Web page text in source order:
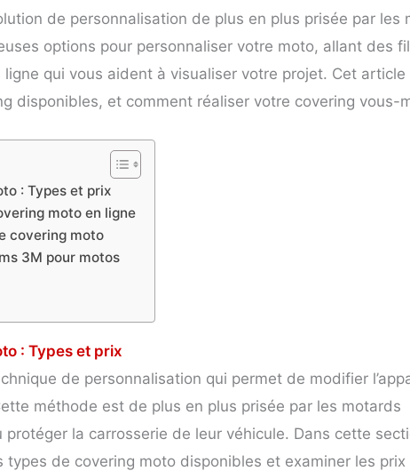
de personnalisation de plus en plus prisée par les
options pour personnaliser votre moto, allant des
qui vous aident à visualiser votre projet. Cet article
disponibles, et comment réaliser votre covering vous-
: Types et prix
moto en ligne
covering moto
3M pour motos
: Types et prix
de personnalisation qui permet de modifier
méthode est de plus en plus prisée par les motards
la carrosserie de leur véhicule. Dans cette
de covering moto disponibles et examiner les prix